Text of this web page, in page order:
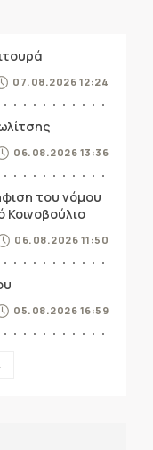
07.08.2026 12:24
06.08.2026 13:36
του νόμου
Κοινοβούλιο
06.08.2026 11:50
05.08.2026 16:59